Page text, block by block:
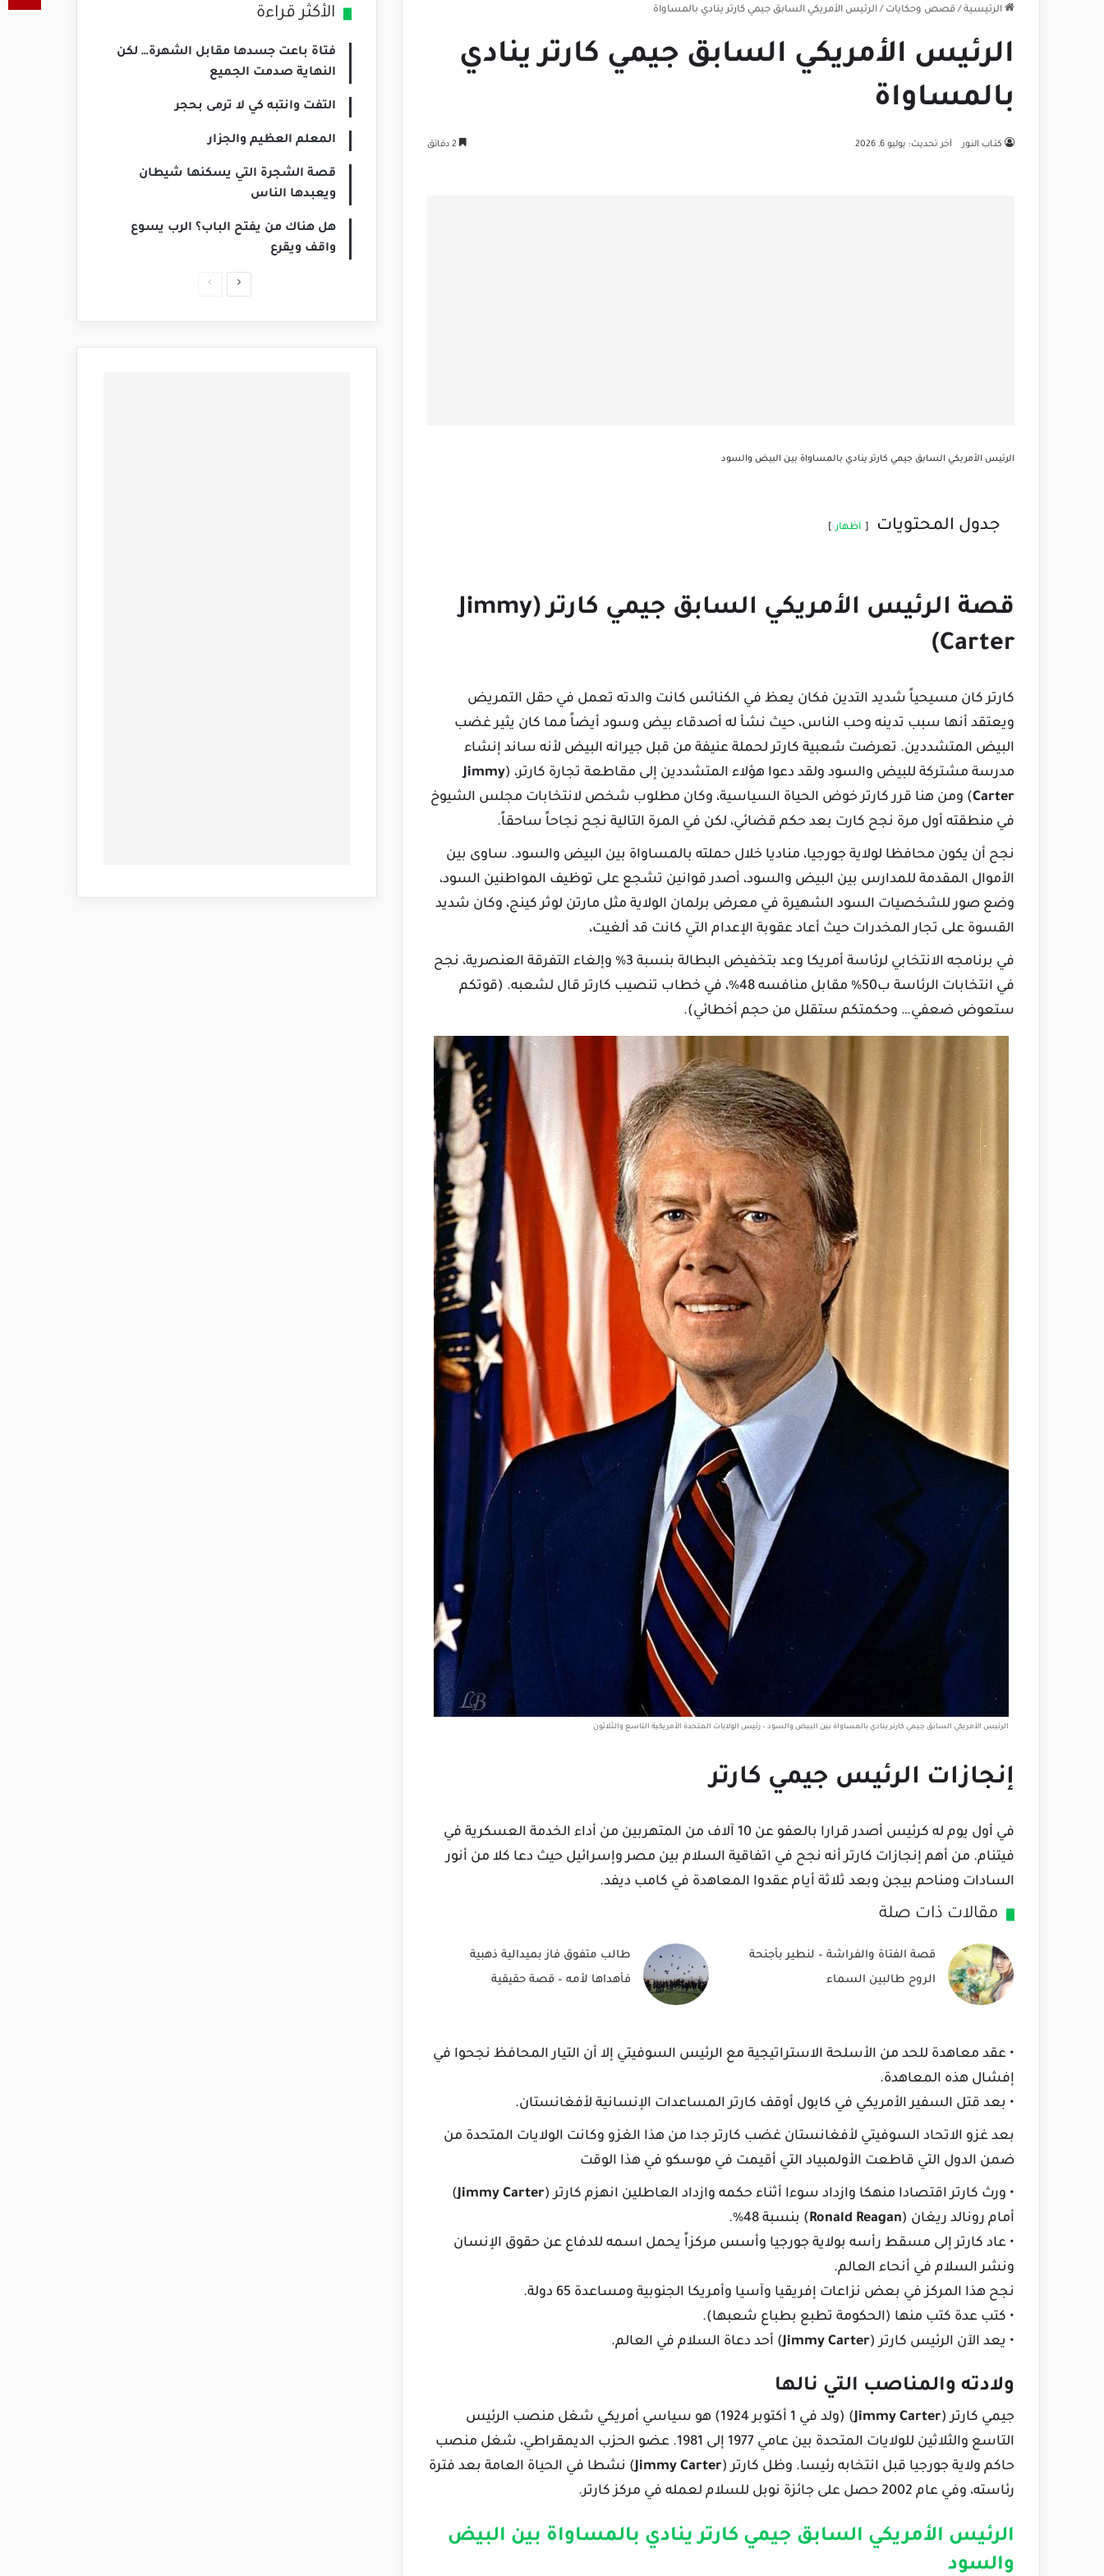
الرئيسية / قصص وحكايات / الرئيس الأمريكي السابق جيمي كارتر ينادي بالمساواة
الرئيس الأمريكي السابق جيمي كارتر ينادي
بالمساواة
كتـاب النـور آخر تحديث: يوليو 6, 2026
الرئيس الأمريكي السابق جيمي كارتر ينادي بالمساواة بين البيض والسود
جدول المحتويات اظهار
قصة الرئيس الأمريكي السابق جيمي كارتر (Jimmy
Carter)
كارتر كان مسيحياً شديد التدين فكان يعظ في الكنائس كانت والدته تعمل في حقل التمريض
ويعتقد أنها سبب تدينه وحب الناس، حيث نشأ له أصدقاء بيض وسود أيضاً مما كان يثير غضب
البيض المتشددين. تعرضت شعبية كارتر لحملة عنيفة من قبل جيرانه البيض لأنه ساند إنشاء
مدرسة مشتركة للبيض والسود ولقد دعوا هؤلاء المتشددين إلى مقاطعة تجارة كارتر، (Jimmy
Carter) ومن هنا قرر كارتر خوض الحياة السياسية، وكان مطلوب شخص لانتخابات مجلس الشيوخ
في منطقته أول مرة نجح كارت بعد حكم قضائي، لكن في المرة التالية نجح نجاحاً ساحقاً.
نجح أن يكون محافظا لولاية جورجيا، مناديا خلال حملته بالمساواة بين البيض والسود. ساوى بين
الأموال المقدمة للمدارس بين البيض والسود، أصدر قوانين تشجع على توظيف المواطنين السود،
وضع صور للشخصيات السود الشهيرة في معرض برلمان الولاية مثل مارتن لوثر كينج، وكان شديد
القسوة على تجار المخدرات حيث أعاد عقوبة الإعدام التي كانت قد ألغيت،
في برنامجه الانتخابي لرئاسة أمريكا وعد بتخفيض البطالة بنسبة 3% وإلغاء التفرقة العنصرية، نجح
في انتخابات الرئاسة ب50% مقابل منافسه 48%، في خطاب تنصيب كارتر قال لشعبه. (قوتكم
ستعوض ضعفي… وحكمتكم ستقلل من حجم أخطائي).
الرئيس الأمريكي السابق جيمي كارتر ينادي بالمساواة بين البيض والسود – رئيس الولايات المتحدة الأمريكية التاسع والثلاثون
إنجازات الرئيس جيمي كارتر
في أول يوم له كرئيس أصدر قرارا بالعفو عن 10 آلاف من المتهربين من أداء الخدمة العسكرية في
فيتنام. من أهم إنجازات كارتر أنه نجح في اتفاقية السلام بين مصر وإسرائيل حيث دعا كلا من أنور
السادات ومناحم بيجن وبعد ثلاثة أيام عقدوا المعاهدة في كامب ديفد.
مقالات ذات صلة
قصة الفتاة والفراشة – لنطير بأجنحة
الروح طالبين السماء
طالب متفوق فاز بميدالية ذهبية
فأهداها لأمه – قصة حقيقية
• عقد معاهدة للحد من الأسلحة الاستراتيجية مع الرئيس السوفيتي إلا أن التيار المحافظ نجحوا في
إفشال هذه المعاهدة.
• بعد قتل السفير الأمريكي في كابول أوقف كارتر المساعدات الإنسانية لأفغانستان.
بعد غزو الاتحاد السوفيتي لأفغانستان غضب كارتر جدا من هذا الغزو وكانت الولايات المتحدة من
ضمن الدول التي قاطعت الأولمبياد التي أقيمت في موسكو في هذا الوقت
• ورث كارتر اقتصادا منهكا وازداد سوءا أثناء حكمه وازداد العاطلين انهزم كارتر (Jimmy Carter
)
أمام رونالد ريغان (Ronald Reagan) بنسبة 48%.
• عاد كارتر إلى مسقط رأسه بولاية جورجيا وأسس مركزاً يحمل اسمه للدفاع عن حقوق الإنسان
ونشر السلام في أنحاء العالم.
نجح هذا المركز في بعض نزاعات إفريقيا وآسيا وأمريكا الجنوبية ومساعدة 65 دولة.
• كتب عدة كتب منها (الحكومة تطبع بطباع شعبها).
• يعد الآن الرئيس كارتر (Jimmy Carter ) أحد دعاة السلام في العالم.
ولادته والمناصب التي نالها
جيمي كارتر (Jimmy Carter
) (ولد في 1 أكتوبر 1924) هو سياسي أمريكي شغل منصب الرئيس
التاسع والثلاثين للولايات المتحدة بين عامي 1977 إلى 1981. عضو الحزب الديمقراطي، شغل منصب
حاكم ولاية جورجيا قبل انتخابه رئيسا. وظل كارتر (Jimmy Carter) نشطا في الحياة العامة بعد فترة
رئاسته، وفي عام 2002 حصل على جائزة نوبل للسلام لعمله في مركز كارتر.
الرئيس الأمريكي السابق جيمي كارتر ينادي بالمساواة بين البيض
والسود
الأكثر قراءة
فتاة باعت جسدها مقابل الشهرة… لكن
النهاية صدمت الجميع
التفت وانتبه كي لا ترمى بحجر
المعلم العظيم والجزار
قصة الشجرة التي يسكنها شيطان
ويعبدها الناس
هل هناك من يفتح الباب؟ الرب يسوع
واقف ويقرع
الصفحةالصفحة